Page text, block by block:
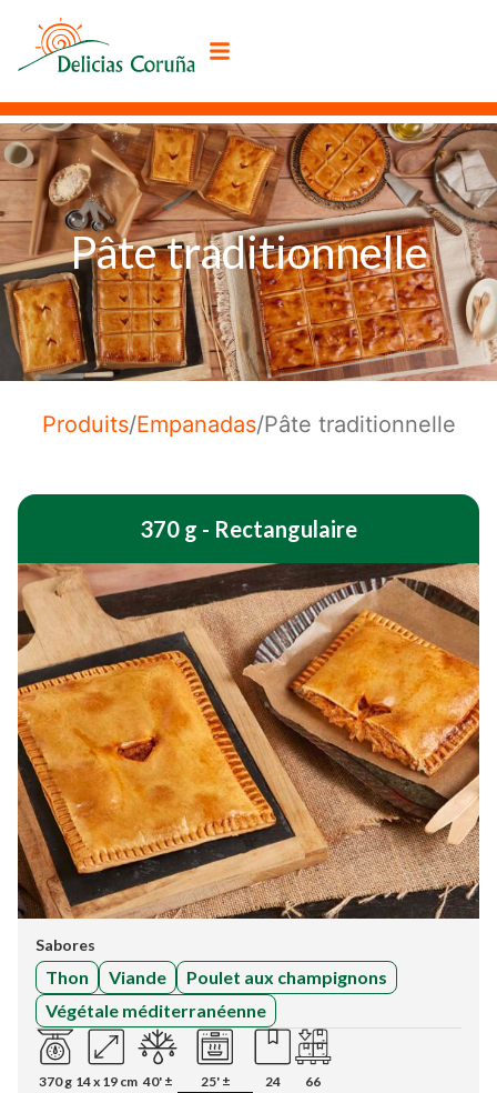
Pâte traditionnelle
Produits/Empanadas/Pâte traditionnelle
370 g - Rectangulaire
Sabores
Thon Viande
Poulet aux champignons
Végétale méditerranéenne
370 g 14 x 19 cm 40' ±
25' ±
24 66